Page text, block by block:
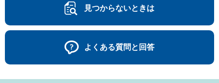
見つからないときは
よくある質問と回答